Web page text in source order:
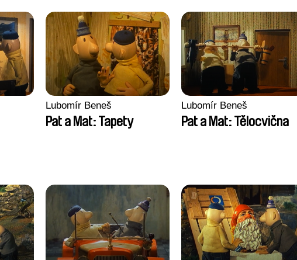
Lubomír Beneš
Pat a Mat: Tapety
Lubomír Beneš
Pat a Mat: Tělocvična